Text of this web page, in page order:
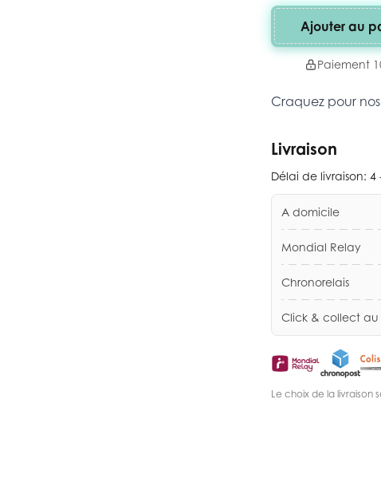
Ajouter au
Paiement
Craquez pour
Livraison
Délai de livraison: 4
A domicile
Mondial Relay
Chronorelais
Click & collect au
Le choix de la livraison